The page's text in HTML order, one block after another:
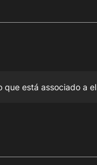
que está associado a el